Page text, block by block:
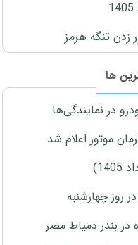
زدن تنگه هرمز
ها
بندر دمیاط مصر